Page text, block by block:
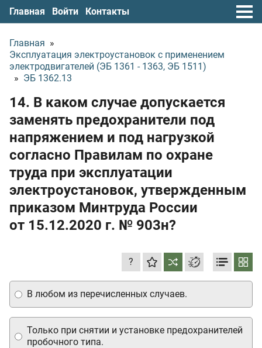
Главная Войти Контакты
Главная »
Эксплуатация электроустановок с применением
электродвигателей (ЭБ 1361 - 1363, ЭБ 1511)
» ЭБ 1362.13
14. В каком случае допускается
заменять предохранители под
напряжением и под нагрузкой
согласно Правилам по охране
труда при эксплуатации
электроустановок, утвержденным
приказом Минтруда России
от 15.12.2020 г. № 903н?
?
Только при снятии и установке предохранителей
пробочного типа.
В любом из перечисленных случаев.